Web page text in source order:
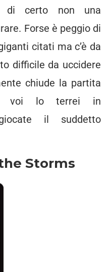
di certo non una
Forse è peggio di
citati ma c’è da
difficile da uccidere
chiude la partita
voi lo terrei in
il suddetto
Storms